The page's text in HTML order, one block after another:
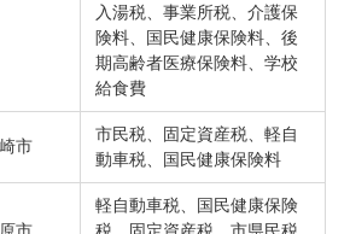
入湯税、事業所税、介護保
険料、国民健康保険料、後
期高齢者医療保険料、学校
給食費
市
市民税、固定資産税、軽自
動車税、国民健康保険料
軽自動車税、国民健康保険